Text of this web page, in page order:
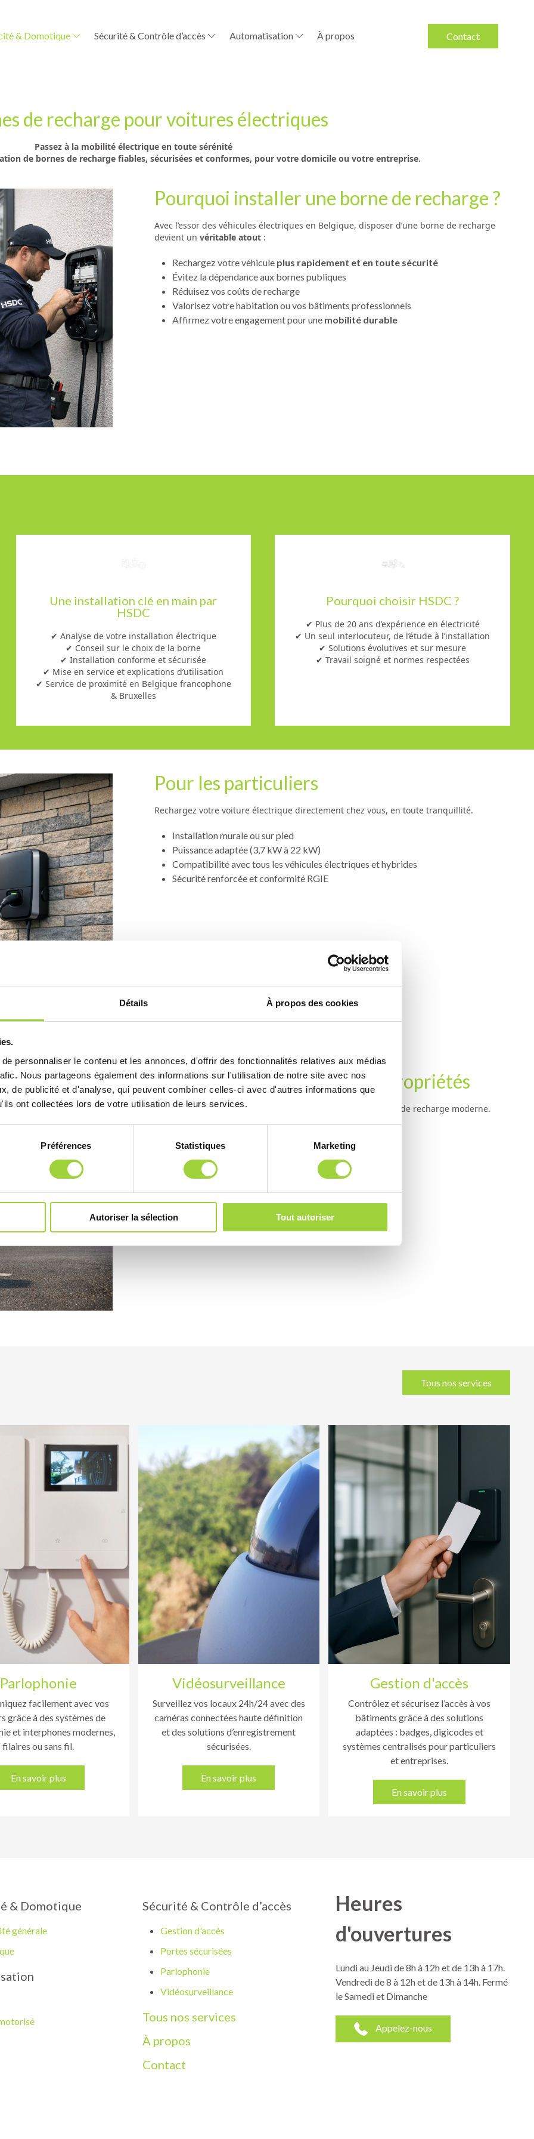
Détails À propos des cookies
personnaliser le contenu et les annonces, d'offrir des fonctionnalités relatives aux médias
Nous partageons également des informations sur l'utilisation de notre site avec nos
de publicité et d'analyse, qui peuvent combiner celles-ci avec d'autres informations que
ont collectées lors de votre utilisation de leurs services.
Préférences Statistiques Marketing
Autoriser la sélection Tout autoriser
& Domotique Sécurité & Contrôle d’accès Automatisation À propos Contact
de recharge pour voitures électriques
Passez à la mobilité électrique en toute sérénité
de bornes de recharge fiables, sécurisées et conformes, pour votre domicile ou votre entreprise.
Pourquoi installer une borne de recharge ?
Avec l’essor des véhicules électriques en Belgique, disposer d’une borne de recharge
devient un véritable atout :
Rechargez votre véhicule plus rapidement et en toute sécurité
Évitez la dépendance aux bornes publiques
Réduisez vos coûts de recharge
Valorisez votre habitation ou vos bâtiments professionnels
Affirmez votre engagement pour une mobilité durable
Une installation clé en main par
HSDC
✔ Analyse de votre installation électrique
✔ Conseil sur le choix de la borne
✔ Installation conforme et sécurisée
✔ Mise en service et explications d’utilisation
✔ Service de proximité en Belgique francophone
& Bruxelles
Pourquoi choisir HSDC ?
✔ Plus de 20 ans d’expérience en électricité
✔ Un seul interlocuteur, de l’étude à l’installation
✔ Solutions évolutives et sur mesure
✔ Travail soigné et normes respectées
Pour les particuliers
Rechargez votre voiture électrique directement chez vous, en toute tranquillité.
Installation murale ou sur pied
Puissance adaptée (3,7 kW à 22 kW)
Compatibilité avec tous les véhicules électriques et hybrides
Sécurité renforcée et conformité RGIE
Pour les entreprises et les copropriétés
Offrez à vos collaborateurs, clients ou résidents une solution de recharge moderne.
Gestion des accès (badge, application)
Pré-équipement pour évolutions futures
Image moderne et écologique de votre entreprise
Tous nos services
Parlophonie
facilement avec vos
grâce à des systèmes de
et interphones modernes,
filaires ou sans fil.
En savoir plus
Vidéosurveillance
Surveillez vos locaux 24h/24 avec des
caméras connectées haute définition
et des solutions d’enregistrement
sécurisées.
En savoir plus
Gestion d'accès
Contrôlez et sécurisez l’accès à vos
bâtiments grâce à des solutions
adaptées : badges, digicodes et
systèmes centralisés pour particuliers
et entreprises.
En savoir plus
& Domotique
générale
Sécurité & Contrôle d’accès
Gestion d'accès
Portes sécurisées
Parlophonie
Vidéosurveillance
Tous nos services
À propos
Contact
Heures
d'ouvertures
Lundi au Jeudi de 8h à 12h et de 13h à 17h.
Vendredi de 8 à 12h et de 13h à 14h. Fermé
le Samedi et Dimanche
Appelez-nous